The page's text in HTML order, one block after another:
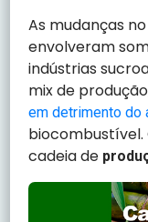
As mudanças
envolveram
indústrias
mix de
em detrimento do
cadeia de